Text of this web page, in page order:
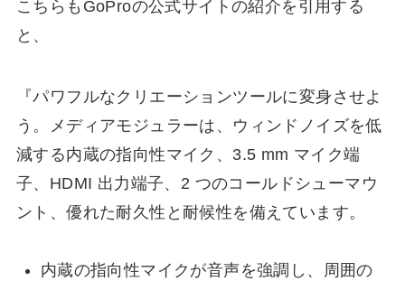
こちらもGoProの公式サイトの紹介を引用する
と、
『パワフルなクリエーションツールに変身させよ
う。メディアモジュラーは、ウィンドノイズを低
減する内蔵の指向性マイク、3.5 mm マイク端
子、HDMI 出力端子、2 つのコールドシューマウ
ント、優れた耐久性と耐候性を備えています。
内蔵の指向性マイクが音声を強調し、周囲の